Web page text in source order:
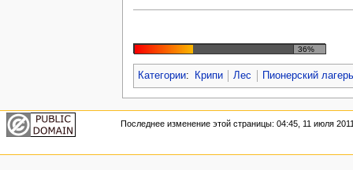
36%
Категории: Крипи Лес Пионерский
Последнее изменение этой страницы: 04:45, 11 июля